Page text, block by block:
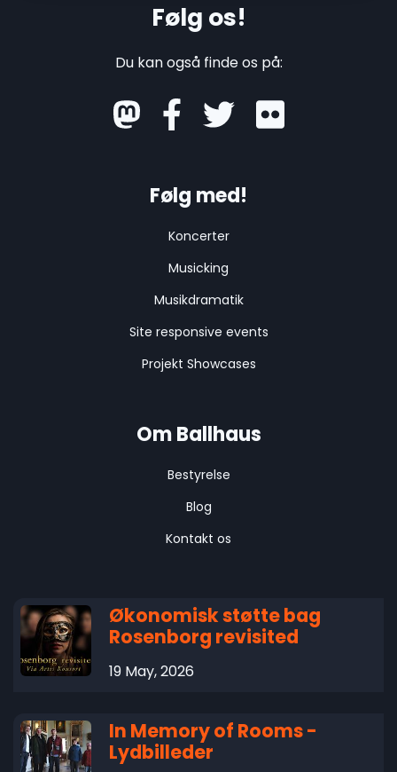
Følg os!
Du kan også finde os på:
mastodon
Følg med!
Koncerter
Musicking
Musikdramatik
Site responsive events
Projekt Showcases
Om Ballhaus
Bestyrelse
Blog
Kontakt os
Økonomisk støtte bag
Rosenborg revisited
19 May, 2026
In Memory of Rooms -
Lydbilleder